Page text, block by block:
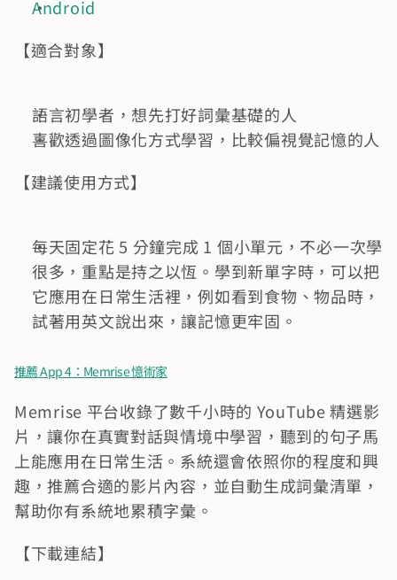
Android
【適合對象】
語言初學者，想先打好詞彙基礎的人
喜歡透過圖像化方式學習，比較偏視覺記憶的人
【建議使用方式】
每天固定花 5 分鐘完成 1 個小單元，不必一次學
很多，重點是持之以恆。學到新單字時，可以把
它應用在日常生活裡，例如看到食物、物品時，
試著用英文說出來，讓記憶更牢固。
推薦 App 4：Memrise 憶術家
Memrise 平台收錄了數千小時的 YouTube 精選影
片，讓你在真實對話與情境中學習，聽到的句子馬
上能應用在日常生活。系統還會依照你的程度和興
趣，推薦合適的影片內容，並自動生成詞彙清單，
幫助你有系統地累積字彙。
【下載連結】